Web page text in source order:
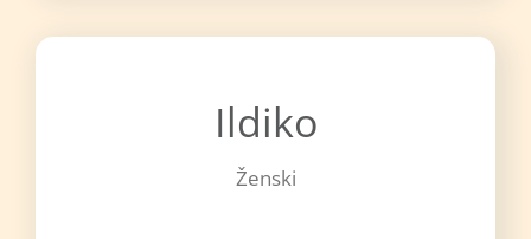
Ildiko
Ženski